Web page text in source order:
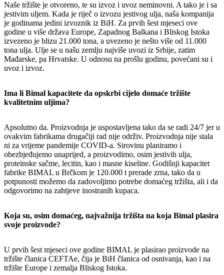
Naše tržište je otvoreno, te su izvoz i uvoz neminovni. A tako je i sa
jestivim uljem. Kada je riječ o izvozu jestivog ulja, naša kompanija
je godinama jedini izvoznik iz BiH. Za prvih šest mjeseci ove
godine u više država Europe, Zapadnog Balkana i Bliskog Istoka
izvezeno je blizu 21.000 tona, a uvezeno je nešto više od 11.000
tona ulja. Ulje se u našu zemlju najviše uvozi iz Srbije, zatim
Mađarske, pa Hrvatske. U odnosu na prošlu godinu, povećani su i
uvoz i izvoz.
Ima li Bimal kapacitete da opskrbi cijelo domaće tržište
kvalitetnim uljima?
Apsolutno da. Proizvodnja je uspostavljena tako da se radi 24/7 jer u
ovakvim fabrikama drugačiji rad nije održiv. Proizvodnja nije stala
ni za vrijeme pandemije COVID-a. Sirovinu planiramo i
obezbjeđujemo unaprijed, a proizvodimo, osim jestivih ulja,
proteinske sačme, lecitin, kao i masne kiseline. Godišnji kapacitet
fabrike BIMAL u Brčkom je 120.000 t prerade zrna, tako da u
potpunosti možemo da zadovoljimo potrebe domaćeg tržišta, ali i da
odgovorimo na zahtjeve inostranih kupaca.
Koja su, osim domaćeg, najvažnija tržišta na koja Bimal plasira
svoje proizvode?
U prvih šest mjeseci ove godine BIMAL je plasirao proizvode na
tržište članica CEFTAe, čija je BiH članica od osnivanja, kao i na
tržište Europe i zemalja Bliskog Istoka.